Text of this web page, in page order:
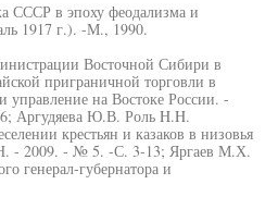
СССР в эпоху феодализма и
1917 г.). -М., 1990.
Восточной Сибири в
приграничной торговли в
управление на Востоке России. -
Аргудяева Ю.В. Роль H.H.
крестьян и казаков в низовья
- 2009. - № 5. -С. 3-13; Яргаев М.Х.
генерал-губернатора и